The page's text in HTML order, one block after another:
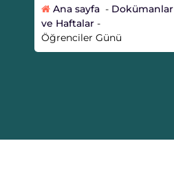
Ana sayfa - Dokümanlar
ve Haftalar -
Öğrenciler Günü